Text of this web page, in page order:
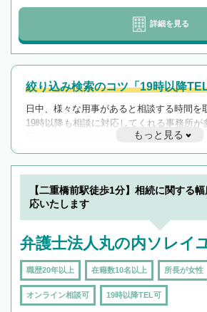
詳細を見る
絞り込み検索のコツ「19時以降
日中、様々な用事があると相談する時間を
19時以降も相談に対応してくれる事務所が
遅い時間の相談が増えそうな場合はそのよ
んで検索してみましょう。
19時以降TEL可の
を加えて再検索
もっと見る
【二重橋前駅徒歩1分】相続に関する
応いたします
弁護士法人丸の内ソレイ
職歴20年以上 在籍数10名以上 所長が女性
オンライン相談可 19時以降TEL可